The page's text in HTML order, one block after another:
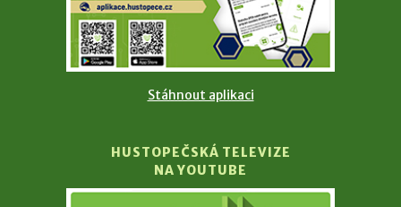
Stáhnout aplikaci
HUSTOPEČSKÁ TELEVIZE
NA YOUTUBE